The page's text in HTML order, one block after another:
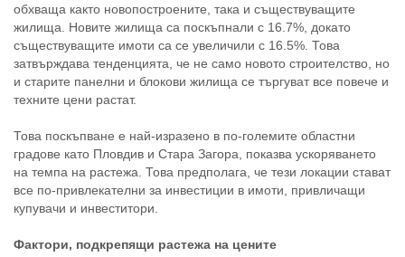
обхваща както новопостроените, така и съществуващите
жилища. Новите жилища са поскъпнали с 16.7%, докато
съществуващите имоти са се увеличили с 16.5%. Това
затвърждава тенденцията, че не само новото строителство, но
и старите панелни и блокови жилища се търгуват все повече и
техните цени растат.
Това поскъпване е най-изразено в по-големите областни
градове като Пловдив и Стара Загора, показва ускоряването
на темпа на растежа. Това предполага, че тези локации стават
все по-привлекателни за инвестиции в имоти, привличащи
купувачи и инвеститори.
Фактори, подкрепящи растежа на цените